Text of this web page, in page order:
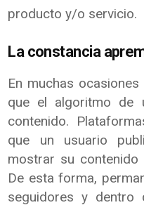
producto y/o servicio.
La constancia
En muchas
que el algoritmo de
contenido.
que un usuario
mostrar su
De esta forma,
seguidores y dentro